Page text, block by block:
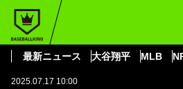
最新ニュース 大谷翔平 MLB
BASEBALL KING
広島・二俣、守備で魅せた！天谷氏「ショー
セ・リーグ
2025.07.17 10:00